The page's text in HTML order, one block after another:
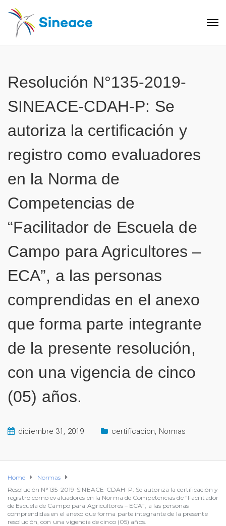
Resolución N°135-2019-
SINEACE-CDAH-P: Se
autoriza la certificación y
registro como evaluadores
en la Norma de
Competencias de
“Facilitador de Escuela de
Campo para Agricultores –
ECA”, a las personas
comprendidas en el anexo
que forma parte integrante
de la presente resolución,
con una vigencia de cinco
(05) años.
diciembre 31, 2019 certificacion, Normas
Home
Normas
Resolución N°135-2019-SINEACE-CDAH-P: Se autoriza la certificación y
registro como evaluadores en la Norma de Competencias de “Facilitador
de Escuela de Campo para Agricultores – ECA”, a las personas
comprendidas en el anexo que forma parte integrante de la presente
resolución, con una vigencia de cinco (05) años.